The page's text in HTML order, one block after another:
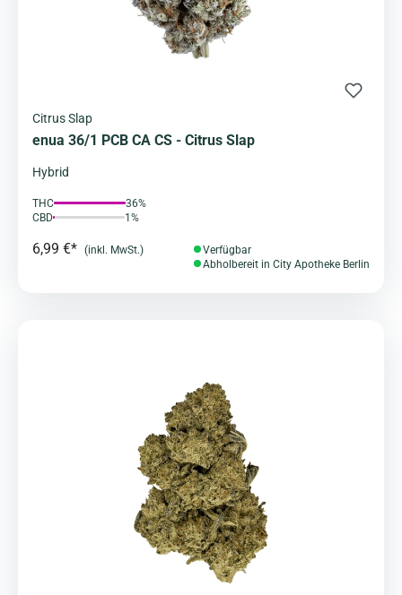
Citrus Slap
enua 36/1 PCB CA CS - Citrus Slap
Hybrid
THC
36%
CBD
1%
6,99 €* (inkl. MwSt.)
Verfügbar
Abholbereit in City Apotheke Berlin